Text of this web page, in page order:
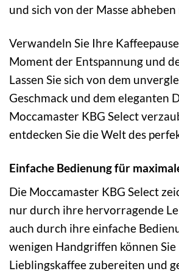
und sich von der Masse
Verwandeln Sie Ihre
Moment der Entspannung und
Lassen Sie sich von dem
Geschmack und dem eleganten
Moccamaster KBG Select
entdecken Sie die Welt des
Einfache Bedienung für
Die Moccamaster KBG Select
nur durch ihre hervorragende
auch durch ihre einfache
wenigen Handgriffen können
Lieblingskaffee zubereiten und